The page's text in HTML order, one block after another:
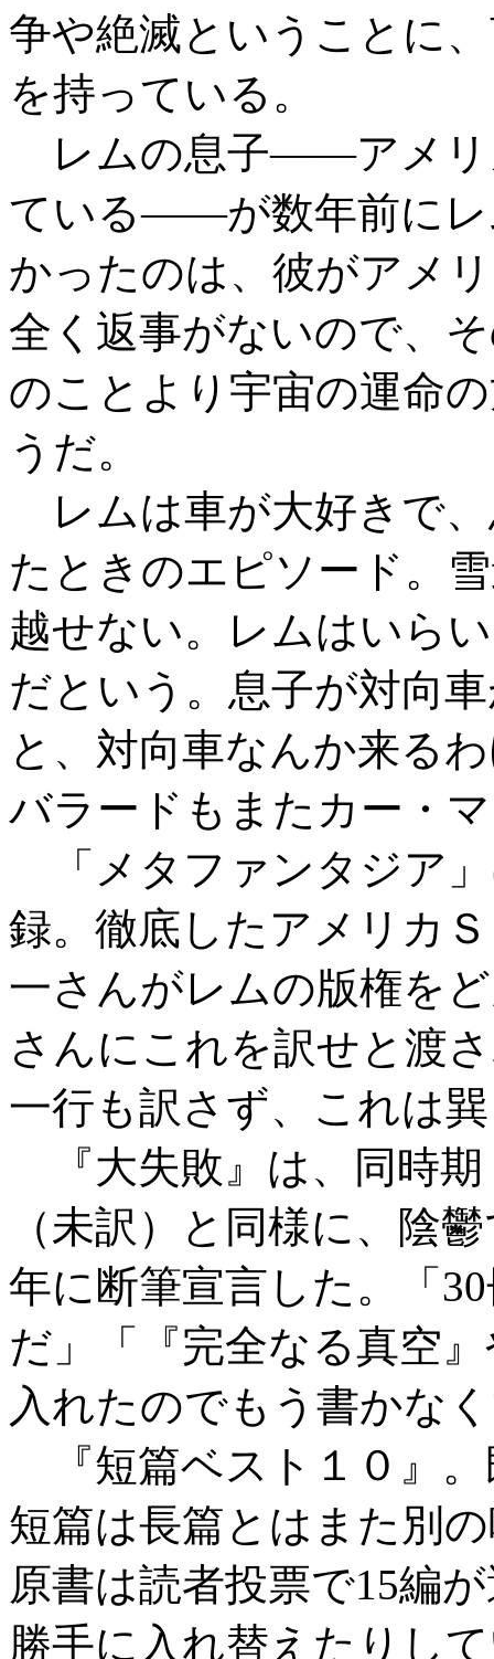
争や絶滅ということに
を持っている。
レムの息子――アメリ
ている――が数年前にレ
かったのは、彼がアメ
全く返事がないので、
のことより宇宙の運命
うだ。
レムは車が大好きで
たときのエピソード。
越せない。レムはいら
だという。息子が対向
と、対向車なんか来る
バラードもまたカー・
「メタファンタジア
録。徹底したアメリカ
一さんがレムの版権を
さんにこれを訳せと渡
一行も訳さず、これは
『大失敗』は、同時期
（未訳）と同様に、陰
年に断筆宣言した。「
だ」「『完全なる真空
入れたのでもう書かな
『短篇ベスト１０』
短篇は長篇とはまた別
原書は読者投票で15編
勝手に入れ替えたりし